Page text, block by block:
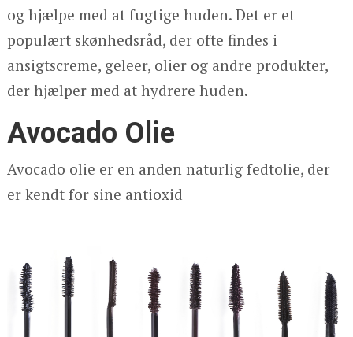
og hjælpe med at fugtige huden. Det er et
populært skønhedsråd, der ofte findes i
ansigtscreme, geleer, olier og andre produkter,
der hjælper med at hydrere huden.
Avocado Olie
Avocado olie er en anden naturlig fedtolie, der
er kendt for sine antioxid